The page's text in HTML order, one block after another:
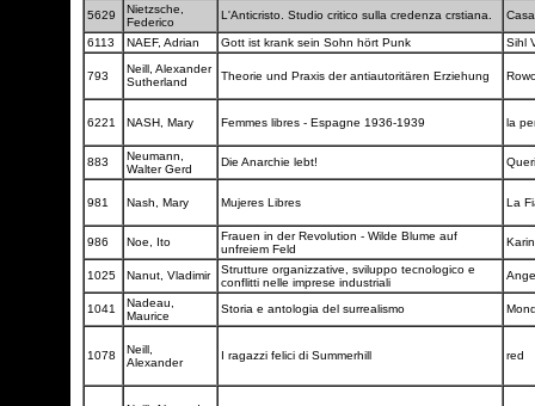
5629
Nietzsche,
Federico
L'Anticristo. Studio critico sulla credenza crstiana.
6113 NAEF, Adrian Gott ist krank sein Sohn hört Punk Sihl
793
Neill, Alexander
Sutherland
Theorie und Praxis der antiautoritären Erziehung
6221 NASH, Mary Femmes libres - Espagne 1936-1939 la
883
Neumann,
Walter Gerd
Die Anarchie lebt!
981 Nash, Mary Mujeres Libres La
986 Noe, Ito
Frauen in der Revolution - Wilde Blume auf
unfreiem Feld
1025 Nanut, Vladimir
Strutture organizzative, sviluppo tecnologico e
conflitti nelle imprese industriali
1041
Nadeau,
Maurice
Storia e antologia del surrealismo
1078
Neill,
Alexander
I ragazzi felici di Summerhill red